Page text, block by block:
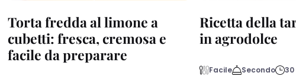
Torta fredda al limone a
cubetti: fresca, cremosa e
facile da preparare
Ricetta della
in agrodolce
Facile Secondo